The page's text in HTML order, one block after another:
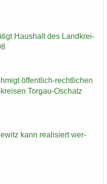
Haus­halt des Land­krei­
öffentlich-​rechtlichen
Torgau-​Oschatz
kann rea­li­siert wer­